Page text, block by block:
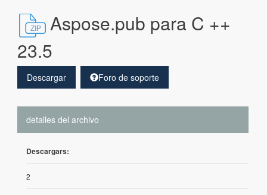
Aspose.pub para C ++
23.5
Descargar Foro de soporte
detalles del archivo
Descargars:
2